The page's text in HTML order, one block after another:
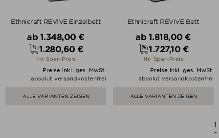
Ethnicraft REVIVE Einzelbett
Verkaufspreis
ab 1.348,00 €
Preis
1.280,60 €
Ihr Spar-Preis
Preise inkl. ges. MwSt.
absolut versandkostenfrei
ALLE VARIANTEN ZEIGEN
Ethnicraft REVIVE Bett
Verkaufspreis
ab 1.818,00 €
Preis
1.727,10 €
Ihr Spar-Preis
Preise inkl. ges. MwSt.
absolut versandkostenfrei
ALLE VARIANTEN ZEIGEN
1
-